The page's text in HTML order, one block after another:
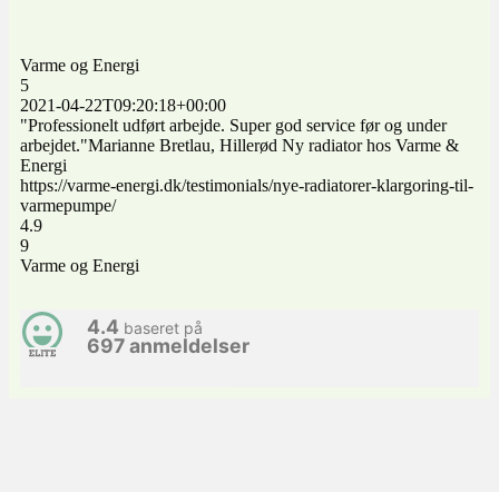
Varme og Energi
5
2021-04-22T09:20:18+00:00
"Professionelt udført arbejde. Super god service før og under
arbejdet."Marianne Bretlau, Hillerød Ny radiator hos Varme &
Energi
https://varme-energi.dk/testimonials/nye-radiatorer-klargoring-til-
varmepumpe/
4.9
9
Varme og Energi
4.4 baseret på
697 anmeldelser